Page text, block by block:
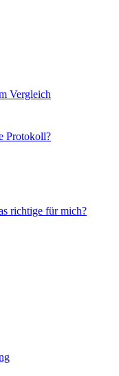
Vergleich
Protokoll?
richtige für mich?